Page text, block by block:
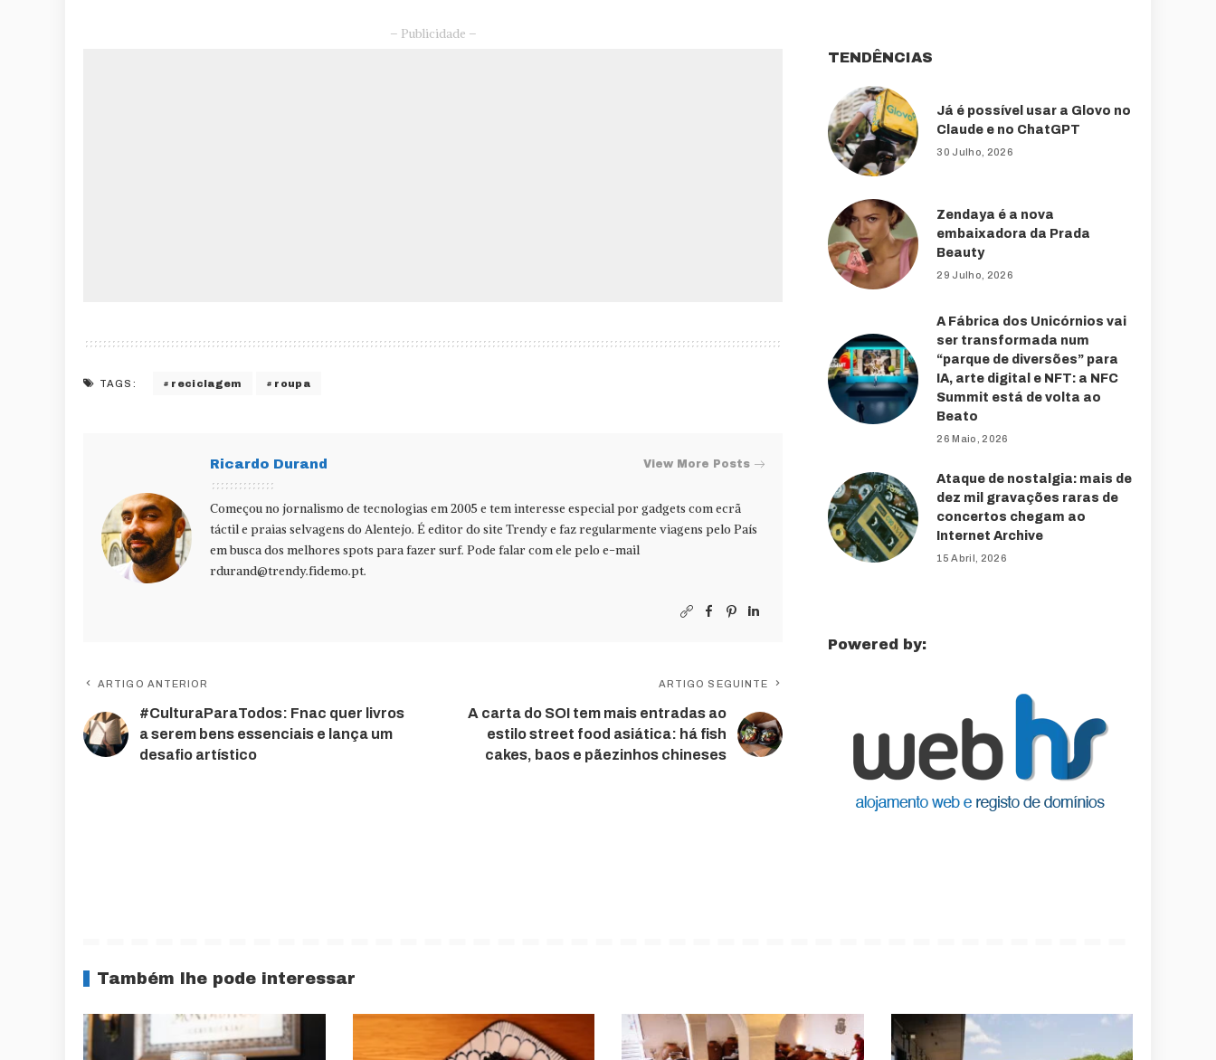
– Publicidade –
TAGS: reciclagem roupa
Ricardo Durand View More Posts
Começou no jornalismo de tecnologias em 2005 e tem interesse especial por gadgets com ecrã
táctil e praias selvagens do Alentejo. É editor do site Trendy e faz regularmente viagens pelo País
em busca dos melhores spots para fazer surf. Pode falar com ele pelo e-mail
rdurand@trendy.fidemo.pt.
ARTIGO ANTERIOR
#CulturaParaTodos: Fnac quer livros
a serem bens essenciais e lança um
desafio artístico
ARTIGO SEGUINTE
A carta do SOI tem mais entradas ao
estilo street food asiática: há fish
cakes, baos e pãezinhos chineses
TENDÊNCIAS
Já é possível usar a Glovo no
Claude e no ChatGPT
30 Julho, 2026
Zendaya é a nova
embaixadora da Prada
Beauty
29 Julho, 2026
A Fábrica dos Unicórnios vai
ser transformada num
“parque de diversões” para
IA, arte digital e NFT: a NFC
Summit está de volta ao
Beato
26 Maio, 2026
Ataque de nostalgia: mais de
dez mil gravações raras de
concertos chegam ao
Internet Archive
15 Abril, 2026
Powered by:
Também lhe pode interessar